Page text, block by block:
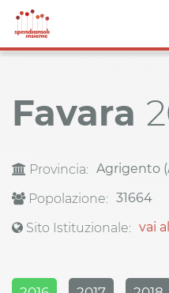
Favara
Provincia: Agrigento
Popolazione: 31664
Sito Istituzionale: vai